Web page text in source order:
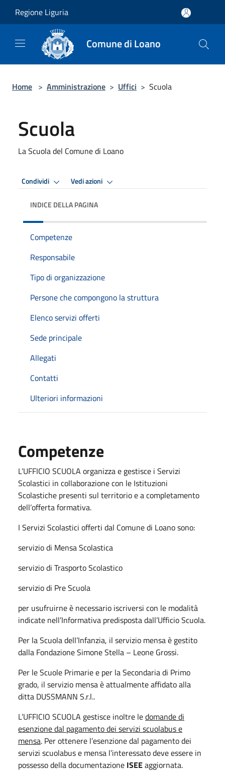
Regione Liguria
Comune di Loano
Home > Amministrazione > Uffici > Scuola
Scuola
La Scuola del Comune di Loano
Condividi Vedi azioni
INDICE DELLA PAGINA
Competenze
Responsabile
Tipo di organizzazione
Persone che compongono la struttura
Elenco servizi offerti
Sede principale
Allegati
Contatti
Ulteriori informazioni
Competenze
L’UFFICIO SCUOLA organizza e gestisce i Servizi
Scolastici in collaborazione con le Istituzioni
Scolastiche presenti sul territorio e a completamento
dell’offerta formativa.
I Servizi Scolastici offerti dal Comune di Loano sono:
servizio di Mensa Scolastica
servizio di Trasporto Scolastico
servizio di Pre Scuola
per usufruirne è necessario iscriversi con le modalità
indicate nell’Informativa predisposta dall’Ufficio Scuola.
Per la Scuola dell’Infanzia, il servizio mensa è gestito
dalla Fondazione Simone Stella – Leone Grossi.
Per le Scuole Primarie e per la Secondaria di Primo
grado, il servizio mensa è attualmente affidato alla
ditta DUSSMANN S.r.l..
L’UFFICIO SCUOLA gestisce inoltre ledomande di
esenzione dal pagamento dei servizi scuolabus e
mensa. Per ottenere l’esenzione dal pagamento dei
servizi scuolabus e mensa l’interessato deve essere in
possesso della documentazione ISEEaggiornata.